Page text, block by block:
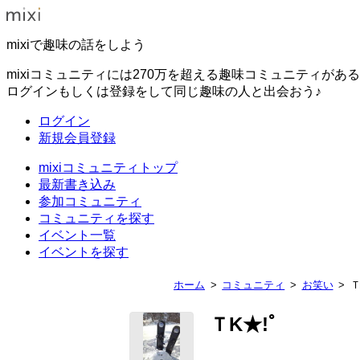
mixiで趣味の話をしよう
mixiコミュニティには270万を超える趣味コミュニティがある
ログインもしくは登録をして同じ趣味の人と出会おう♪
ログイン
新規会員登録
mixiコミュニティトップ
最新書き込み
参加コミュニティ
コミュニティを探す
イベント一覧
イベントを探す
ホーム コミュニティ お笑い
ＴK★!ﾟ